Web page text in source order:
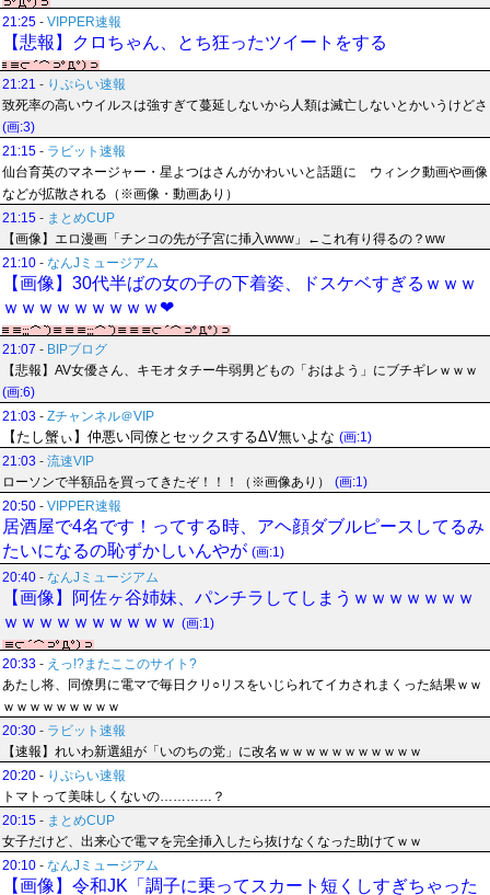
21:25 - VIPPER速報
【悲報】クロちゃん、とち狂ったツイートをする
21:21 - りぷらい速報
致死率の高いウイルスは強すぎて蔓延しないから人類は滅亡しないとかいうけどさ
(画:3)
21:15 - ラビット速報
仙台育英のマネージャー・星よつはさんがかわいいと話題に ウィンク動画や画像
などが拡散される（※画像・動画あり）
21:15 - まとめCUP
【画像】エロ漫画「チンコの先が子宮に挿入www」←これ有り得るの？ww
21:10 - なんJミュージアム
【画像】30代半ばの女の子の下着姿、ドスケベすぎるｗｗｗ
ｗｗｗｗｗｗｗｗｗ❤
21:07 - BIPブログ
【悲報】AV女優さん、キモオタチー牛弱男どもの「おはよう」にブチギレｗｗｗ
(画:6)
21:03 - Zチャンネル＠VIP
【たし蟹ぃ】仲悪い同僚とセックスするΔV無いよな (画:1)
21:03 - 流速VIP
ローソンで半額品を買ってきたぞ！！！（※画像あり）
(画:1)
20:50 - VIPPER速報
居酒屋で4名です！ってする時、アヘ顔ダブルピースしてるみ
たいになるの恥ずかしいんやが (画:1)
20:40 - なんJミュージアム
【画像】阿佐ヶ谷姉妹、パンチラしてしまうｗｗｗｗｗｗｗ
ｗｗｗｗｗｗｗｗｗｗ (画:1)
20:33 - えっ!?またここのサイト?
あたし将、同僚男に電マで毎日クリ○リスをいじられてイカされまくった結果ｗｗ
ｗｗｗｗｗｗｗｗｗ
20:30 - ラビット速報
【速報】れいわ新選組が「いのちの党」に改名ｗｗｗｗｗｗｗｗｗｗｗ
20:20 - りぷらい速報
トマトって美味しくないの…………？
20:15 - まとめCUP
女子だけど、出来心で電マを完全挿入したら抜けなくなった助けてｗｗ
20:10 - なんJミュージアム
【画像】令和JK「調子に乗ってスカート短くしすぎちゃった